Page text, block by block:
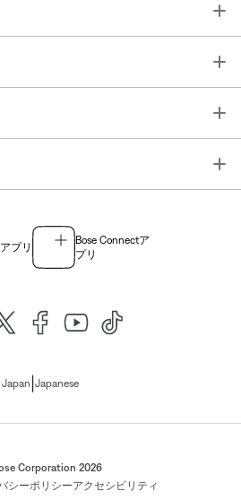
プリ
Bose Connectア
プリ
Japan Japanese
Corporation 2026
シーポリシーアクセシビリティ